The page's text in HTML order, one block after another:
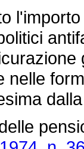
nelle